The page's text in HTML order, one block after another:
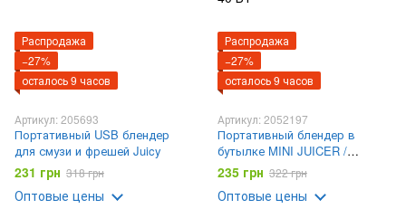
Распродажа
−27%
осталось 9 часов
Артикул: 205693
Портативный USB блендер
для смузи и фрешей Juicy
231 грн 318 грн
Оптовые цены
Распродажа
−27%
осталось 9 часов
Артикул: 2052197
Портативный блендер в
бутылке MINI JUICER /
Блендер-бутылка 350 мл
Блендер аккумуляторный 40
Вт
235 грн 322 грн
Оптовые цены